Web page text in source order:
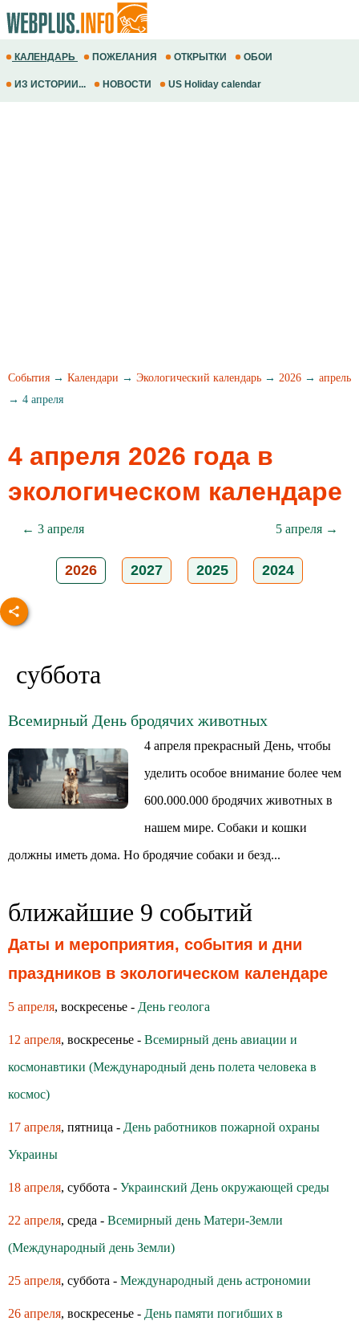
КАЛЕНДАРЬ ПОЖЕЛАНИЯ ОТКРЫТКИ ОБОИ
ИЗ ИСТОРИИ... НОВОСТИ US Holiday calendar
События → Календари → Экологический календарь → 2026 → апрель
→ 4 апреля
4 апреля 2026 года в
экологическом календаре
← 3 апреля 5 апреля →
2026 2027 2025 2024
суббота
Всемирный День бродячих животных
4 апреля прекрасный День, чтобы
уделить особое внимание более чем
600.000.000 бродячих животных в
нашем мире. Собаки и кошки
должны иметь дома. Но бродячие собаки и безд...
ближайшие 9 событий
Даты и мероприятия, события и дни
праздников в экологическом календаре
5 апреля, воскресенье - День геолога
12 апреля, воскресенье - Всемирный день авиации и
космонавтики (Международный день полета человека в
космос)
17 апреля, пятница - День работников пожарной охраны
Украины
18 апреля, суббота - Украинский День окружающей среды
22 апреля, среда - Всемирный день Матери-Земли
(Международный день Земли)
25 апреля, суббота - Международный день астрономии
26 апреля, воскресенье - День памяти погибших в